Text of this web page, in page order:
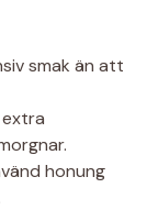
smak än att
honung